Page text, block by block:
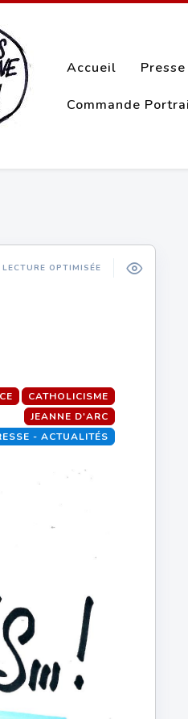
Accueil
Commande
OPTIMISÉE
CATHOLICISME
JEANNE D'ARC
- ACTUALITÉS